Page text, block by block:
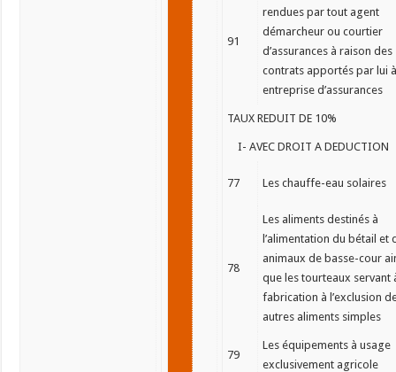
91
rendues par tout agent
démarcheur ou courtier
d’assurances à raison des
contrats apportés par lui
entreprise d’assurances
TAUX REDUIT DE 10%
I- AVEC DROIT A DEDUCTION
77 Les chauffe-eau solaires
78
Les aliments destinés à
l’alimentation du bétail et
animaux de basse-cour
que les tourteaux servant
fabrication à l’exclusion
autres aliments simples
79
Les équipements à usage
exclusivement agricole